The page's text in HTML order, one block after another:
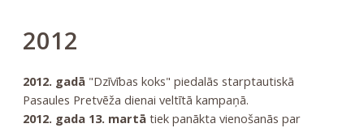
2012
2012. gadā"Dzīvības koks" piedalās starptautiskā
Pasaules Pretvēža dienai veltītā kampaņā.
2012. gada 13. martātiek panākta vienošanās par